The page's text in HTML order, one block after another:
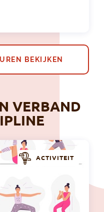
BEKIJKEN
VERBAND
ACTIVITEIT